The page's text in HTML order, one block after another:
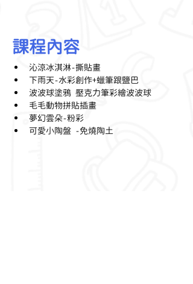
課程內容
沁涼冰淇淋-撕貼畫
下雨天-水彩創作+蠟筆跟鹽巴
波波球塗鴉 壓克力筆彩繪波波球
毛毛動物拼貼插畫
夢幻雲朵-粉彩
可愛小陶盤 -免燒陶土